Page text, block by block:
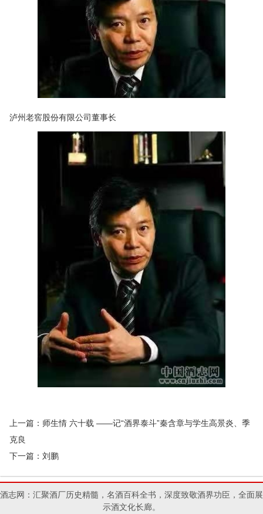
泸州老窖股份有限公司董事长
上一篇： 师生情 六十载 ——记“酒界泰斗”秦含章与学生高景炎、季
克良
下一篇： 刘鹏
酒志网：汇聚酒厂历史精髓，名酒百科全书，深度致敬酒界功臣，全面展
示酒文化长廊。